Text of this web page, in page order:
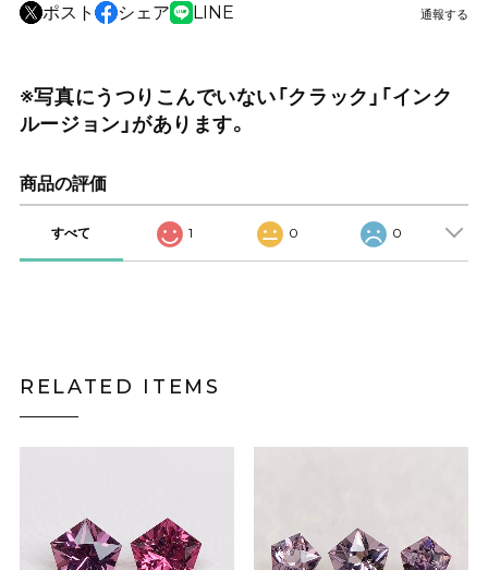
ポスト シェア LINE 通報する
※写真にうつりこんでいない「クラック」「インク
ルージョン」があります。
商品の評価
すべて 1 0 0
RELATED ITEMS